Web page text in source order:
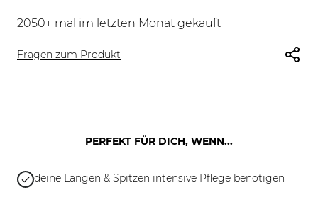
2050+ mal im letzten Monat gekauft
Fragen zum Produkt
PERFEKT FÜR DICH, WENN...
deine Längen & Spitzen intensive Pflege benötigen